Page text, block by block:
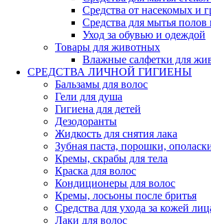
Средства от насекомых и
Средства для мытья полов
Уход за обувью и одеждой
Товары для животных
Влажные салфетки для
СРЕДСТВА ЛИЧНОЙ ГИГИЕНЫ
Бальзамы для волос
Гели для душа
Гигиена для детей
Дезодоранты
Жидкость для снятия лака
Зубная паста, порошки,
Кремы, скрабы для тела
Краска для волос
Кондиционеры для волос
Кремы, лосьоны после бритья
Средства для ухода за кожей
Лаки для волос